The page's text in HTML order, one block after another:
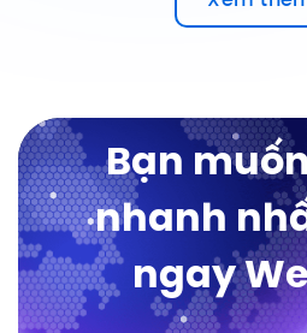
Bạn
nhanh
ngay